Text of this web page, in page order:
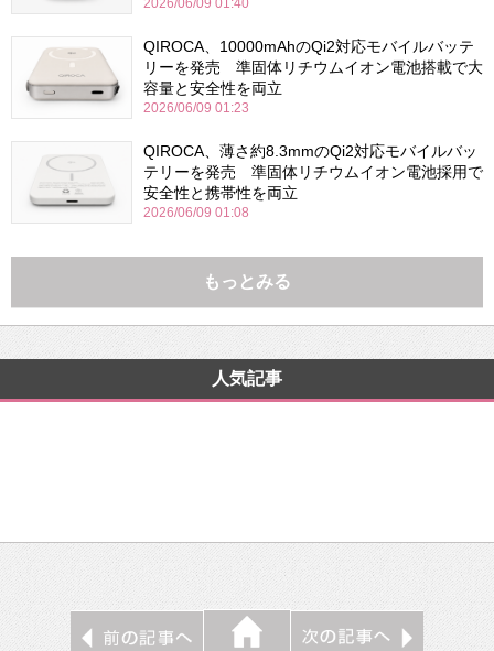
2026/06/09 01:40
QIROCA、10000mAhのQi2対応モバイルバッテ
リーを発売 準固体リチウムイオン電池搭載で大
容量と安全性を両立
2026/06/09 01:23
QIROCA、薄さ約8.3mmのQi2対応モバイルバッ
テリーを発売 準固体リチウムイオン電池採用で
安全性と携帯性を両立
2026/06/09 01:08
もっとみる
人気記事